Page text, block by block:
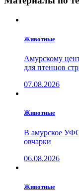
Животные
Амурскому
для птенцов
07.08.2026
Животные
В амурское
овчарки
06.08.2026
Животные